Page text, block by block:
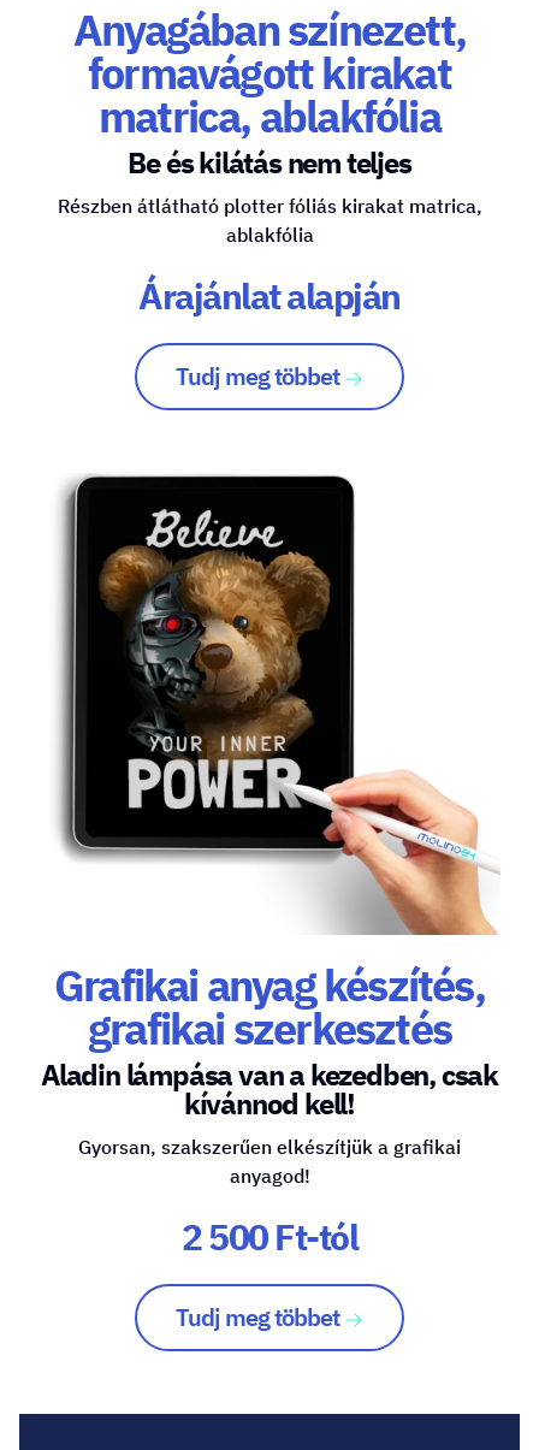
Anyagában színezett,
formavágott kirakat
matrica, ablakfólia
Be és kilátás nem teljes
Részben átlátható plotter fóliás kirakat matrica,
ablakfólia
Árajánlat alapján
Tudj meg többet
Grafikai anyag készítés,
grafikai szerkesztés
Aladin lámpása van a kezedben, csak
kívánnod kell!
Gyorsan, szakszerűen elkészítjük a grafikai
anyagod!
2 500 Ft-tól
Tudj meg többet